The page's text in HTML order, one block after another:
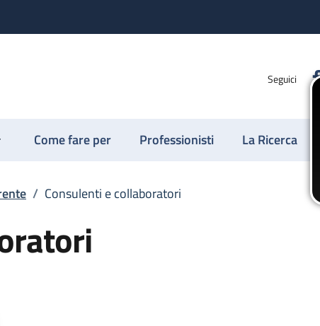
Seguici
Come fare per Professionisti La Ricerca
/ Consulenti e collaboratori